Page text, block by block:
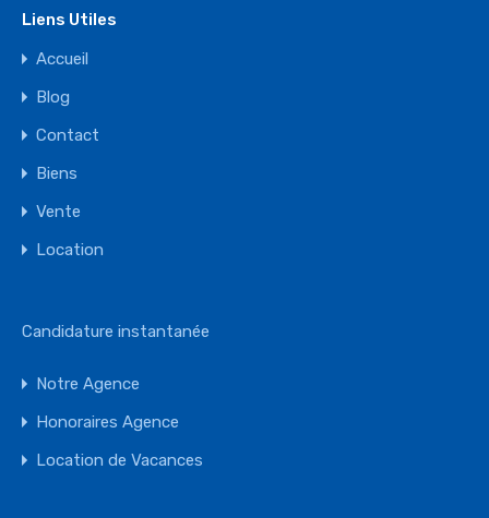
Liens Utiles
Accueil
Blog
Contact
Biens
Vente
Location
Candidature instantanée
Notre Agence
Honoraires Agence
Location de Vacances